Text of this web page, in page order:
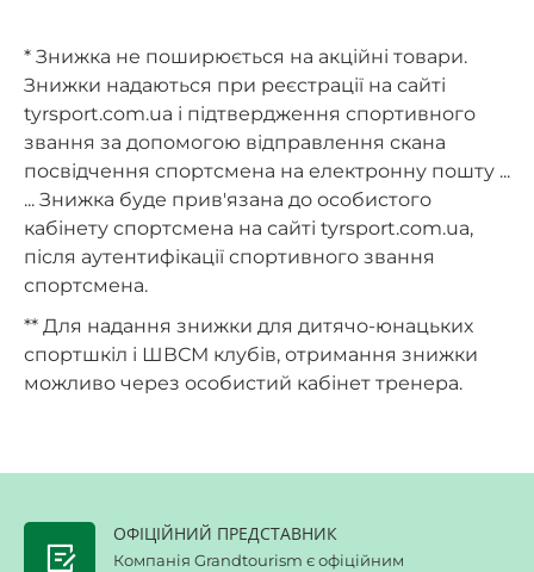
* Знижка не поширюється на акційні товари.
Знижки надаються при реєстрації на сайті
tyrsport.com.ua і підтвердження спортивного
звання за допомогою відправлення скана
посвідчення спортсмена на електронну пошту ...
... Знижка буде прив'язана до особистого
кабінету спортсмена на сайті tyrsport.com.ua,
після аутентифікації спортивного звання
спортсмена.
** Для надання знижки для дитячо-юнацьких
спортшкіл і ШВСМ клубів, отримання знижки
можливо через особистий кабінет тренера.
ОФІЦІЙНИЙ ПРЕДСТАВНИК
Компанія Grandtourism є офіційним